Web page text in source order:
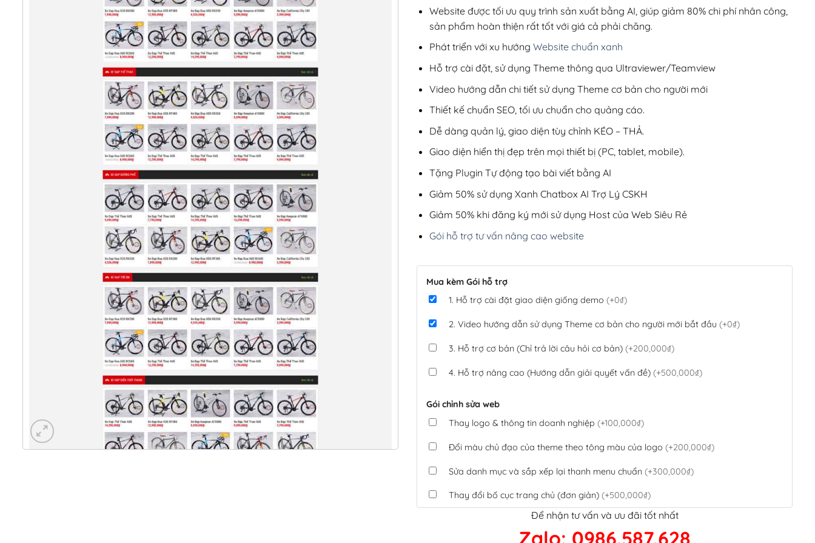
200,000₫.
Website được tối ưu quy trình sản xuất bằng AI, giúp giảm 80% chi phí nhân công,
sản phẩm hoàn thiện rất tốt với giá cả phải chăng.
Phát triển với xu hướng Website chuẩn xanh
Hỗ trợ cài đặt, sử dụng Theme thông qua Ultraviewer/Teamview
Video hướng dẫn chi tiết sử dụng Theme cơ bản cho người mới
Thiết kế chuẩn SEO, tối ưu chuẩn cho quảng cáo.
Dễ dàng quản lý, giao diện tùy chỉnh KÉO – THẢ.
Giao diện hiển thị đẹp trên mọi thiết bị (PC, tablet, mobile).
Tặng Plugin Tự động tạo bài viết bằng AI
Giảm 50% sử dụng Xanh Chatbox AI Trợ Lý CSKH
Giảm 50% khi đăng ký mới sử dụng Host của Web Siêu Rẻ
Gói hỗ trợ tư vấn nâng cao website
Mua kèm Gói hỗ trợ
1. Hỗ trợ cài đặt giao diện giống demo (+0₫)
2. Video hướng dẫn sử dụng Theme cơ bản cho người mới bắt đầu (+0₫)
3. Hỗ trợ cơ bản (Chỉ trả lời câu hỏi cơ bản) (+200,000₫)
4. Hỗ trợ nâng cao (Hướng dẫn giải quyết vấn đề) (+500,000₫)
Gói chỉnh sửa web
Thay logo & thông tin doanh nghiệp (+100,000₫)
Đổi màu chủ đạo của theme theo tông màu của logo (+200,000₫)
Sửa danh mục và sắp xếp lại thanh menu chuẩn (+300,000₫)
Thay đổi bố cục trang chủ (đơn giản) (+500,000₫)
Tích hợp thanh toán QR Code ngân hàng(+100,000₫)
Để nhận tư vấn và ưu đãi tốt nhất
Zalo: 0986.587.628